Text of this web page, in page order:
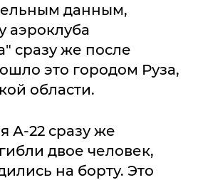
данным,
аэроклуба
сразу же после
это городом Руза,
области.
А-22 сразу же
двое человек,
на борту. Это